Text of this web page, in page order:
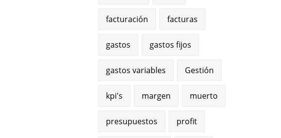
facturación facturas
gastos gastos fijos
gastos variables Gestión
kpi's margen muerto
presupuestos profit